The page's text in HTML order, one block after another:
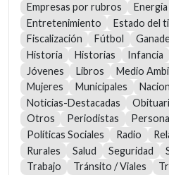
Empresas por rubros
Entretenimiento
Estado del
Fiscalización
Fútbol
Historia
Historias Infancia
Jóvenes
Libros Medio
Mujeres
Municipales
Noticias-Destacadas
Otros
Periodistas
Políticas Sociales
Radio
Rurales
Salud Seguridad
Trabajo
Tránsito / Viales